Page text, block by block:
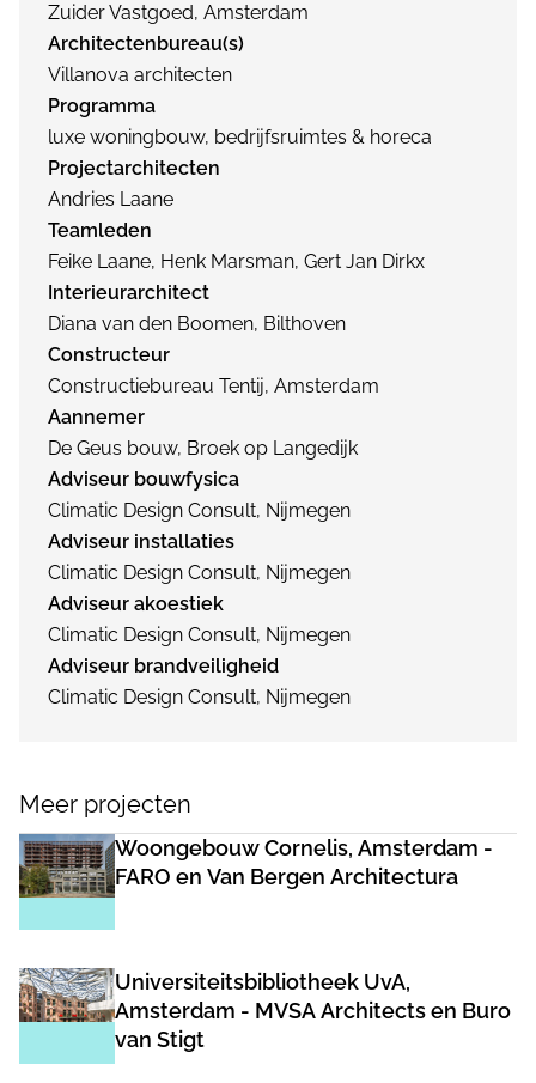
Zuider Vastgoed, Amsterdam
Architectenbureau(s)
Villanova architecten
Programma
luxe woningbouw, bedrijfsruimtes & horeca
Projectarchitecten
Andries Laane
Teamleden
Feike Laane, Henk Marsman, Gert Jan Dirkx
Interieurarchitect
Diana van den Boomen, Bilthoven
Constructeur
Constructiebureau Tentij, Amsterdam
Aannemer
De Geus bouw, Broek op Langedijk
Adviseur bouwfysica
Climatic Design Consult, Nijmegen
Adviseur installaties
Climatic Design Consult, Nijmegen
Adviseur akoestiek
Climatic Design Consult, Nijmegen
Adviseur brandveiligheid
Climatic Design Consult, Nijmegen
Meer projecten
Woongebouw Cornelis, Amsterdam -
FARO en Van Bergen Architectura
Universiteitsbibliotheek UvA,
Amsterdam - MVSA Architects en Buro
van Stigt